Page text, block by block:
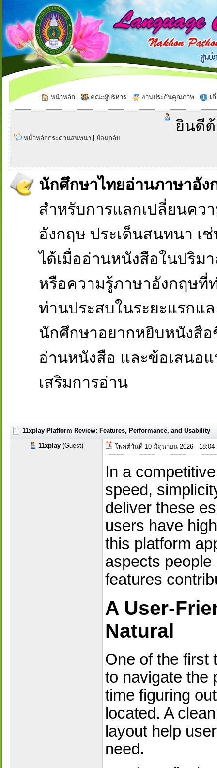
หน้าหลัก คณะผู้บริหาร งานประกันคุณภาพ เ
หน้าหลักกระดานสนทนา ย้อนกลับ
ยินดี
นักศึกษาไทยอ่านภาษาอัง
สำหรับการแลกเปลี่ยนคว
อังกฤษ ประเด็นสนทนา เ
ได้เมื่ออ่านหนังสือในปริ
หรือความรู้ภาษาอังกฤษ
ท่านประสบในระยะแรกแ
นักศึกษาอยากหยิบหนังสื
อ่านหนังสือ และข้อเสนอ
เสริมการอ่าน
11xplay Platform Review: Features, Performance, and Usability
11xplay (Guest) โพสต์วันที่ 10 มิถุนายน 2026 -
In a
speed,
deliver these
users have
this platform
aspects
features
A User-
Natural
One of the first
to navigate the
time figuring
located. A
layout help
need.